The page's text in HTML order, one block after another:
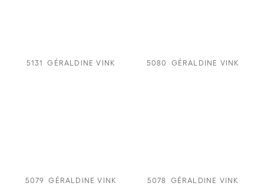
5131 GÉRALDINE VINK 5080 GÉRALDINE VINK
5079 GÉRALDINE VINK 5078 GÉRALDINE VINK